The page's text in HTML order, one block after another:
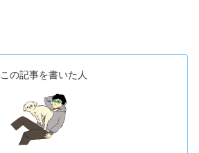
この記事を書いた人